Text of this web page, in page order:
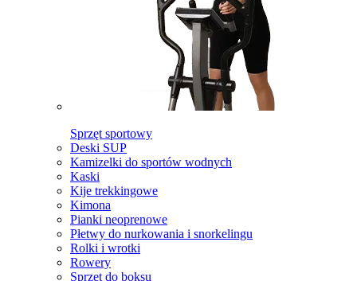
Sprzęt sportowy
Deski SUP
Kamizelki do sportów wodnych
Kaski
Kije trekkingowe
Kimona
Pianki neoprenowe
Płetwy do nurkowania i snorkelingu
Rolki i wrotki
Rowery
Sprzęt do boksu